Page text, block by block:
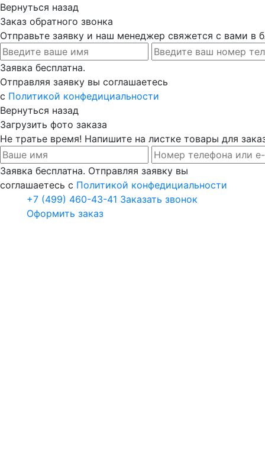
Вернуться назад
Заказ обратного звонка
Отправьте заявку и наш менеджер свяжется с вами в
Заявка бесплатна.
Отправляя заявку вы соглашаетесь
с Политикой конфедициальности
Вернуться назад
Загрузить фото заказа
Не тратье время! Напишите на листке товары для
Заявка бесплатна. Отправляя заявку вы
соглашаетесь с Политикой конфедициальности
+7 (499) 460-43-41 Заказать звонок
Оформить заказ